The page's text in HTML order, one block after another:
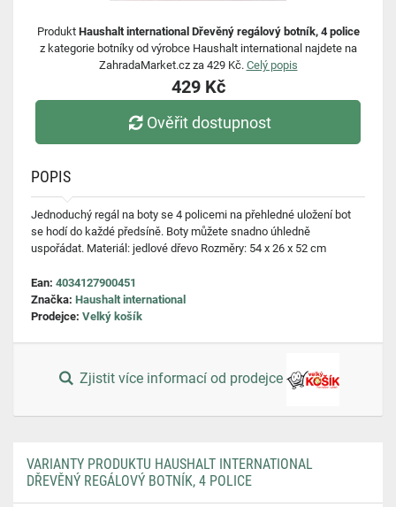
Produkt Haushalt international Dřevěný regálový botník, 4 police
z kategorie botníky od výrobce Haushalt international najdete na
ZahradaMarket.cz za 429 Kč. Celý popis
429 Kč
Ověřit dostupnost
POPIS
Jednoduchý regál na boty se 4 policemi na přehledné uložení bot
se hodí do každé předsíně. Boty můžete snadno úhledně
uspořádat. Materiál: jedlové dřevo Rozměry: 54 x 26 x 52 cm
Ean: 4034127900451
Značka: Haushalt international
Prodejce: Velký košík
Zjistit více informací od prodejce
VARIANTY PRODUKTU HAUSHALT INTERNATIONAL
DŘEVĚNÝ REGÁLOVÝ BOTNÍK, 4 POLICE